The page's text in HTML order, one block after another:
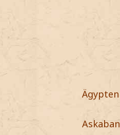
Ägypten
Askaban